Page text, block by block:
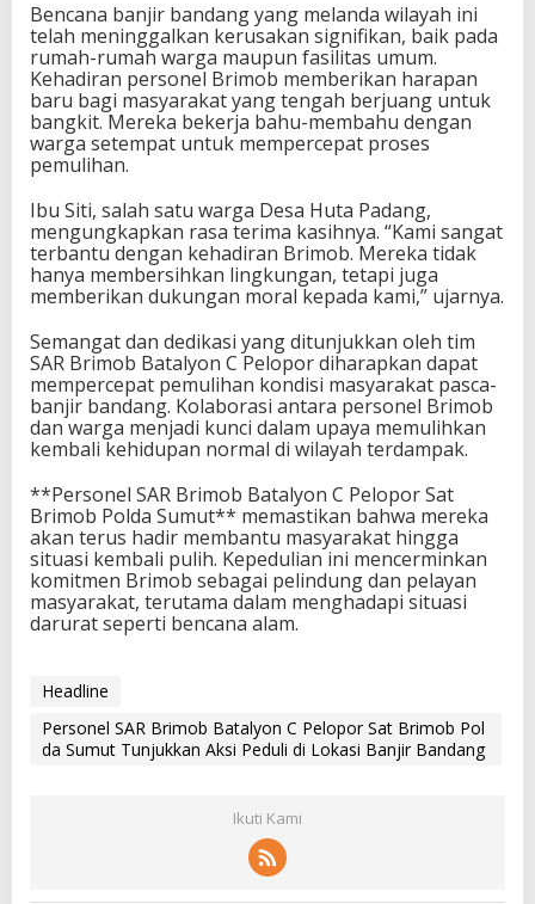
Bencana banjir bandang yang melanda wilayah ini
telah meninggalkan kerusakan signifikan, baik pada
rumah-rumah warga maupun fasilitas umum.
Kehadiran personel Brimob memberikan harapan
baru bagi masyarakat yang tengah berjuang untuk
bangkit. Mereka bekerja bahu-membahu dengan
warga setempat untuk mempercepat proses
pemulihan.
Ibu Siti, salah satu warga Desa Huta Padang,
mengungkapkan rasa terima kasihnya. “Kami sangat
terbantu dengan kehadiran Brimob. Mereka tidak
hanya membersihkan lingkungan, tetapi juga
memberikan dukungan moral kepada kami,” ujarnya.
Semangat dan dedikasi yang ditunjukkan oleh tim
SAR Brimob Batalyon C Pelopor diharapkan dapat
mempercepat pemulihan kondisi masyarakat pasca-
banjir bandang. Kolaborasi antara personel Brimob
dan warga menjadi kunci dalam upaya memulihkan
kembali kehidupan normal di wilayah terdampak.
**Personel SAR Brimob Batalyon C Pelopor Sat
Brimob Polda Sumut** memastikan bahwa mereka
akan terus hadir membantu masyarakat hingga
situasi kembali pulih. Kepedulian ini mencerminkan
komitmen Brimob sebagai pelindung dan pelayan
masyarakat, terutama dalam menghadapi situasi
darurat seperti bencana alam.
Headline
Personel SAR Brimob Batalyon C Pelopor Sat Brimob Pol
da Sumut Tunjukkan Aksi Peduli di Lokasi Banjir Bandang
Ikuti Kami